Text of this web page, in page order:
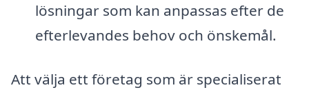
lösningar som kan anpassas efter de
efterlevandes behov och önskemål.
Att välja ett företag som är specialiserat